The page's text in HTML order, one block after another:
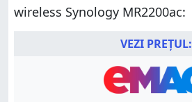
wireless Synology MR2200ac:
VEZI PREȚUL: